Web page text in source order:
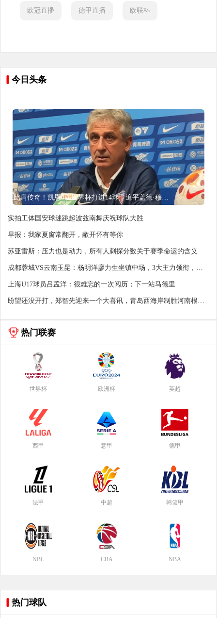
欧冠直播 德甲直播 欧联杯
今日头条
比肩传奇！凯恩3届世界杯打进14球，追平盖德·穆勒并排前史第5
实拍工体国安球迷跳起波兹南舞庆祝球队大胜
早报：我家夏窗常翻开，敞开怀有等你
苏亚雷斯：压力也是动力，所有人刺探分数关于赛季命运的含义
成都蓉城VS云南玉昆：杨明洋廖力生坐镇中场，3大主力领衔，费
上海U17球员吕孟洋：很难忘的一次阅历；下一站马德里
盼望还没开打，郑智先迎来一个大喜讯，青岛西海岸制胜河南根本
热门联赛
世界杯 欧洲杯 英超
西甲 意甲 德甲
法甲 中超 韩篮甲
NBL CBA NBA
热门球队